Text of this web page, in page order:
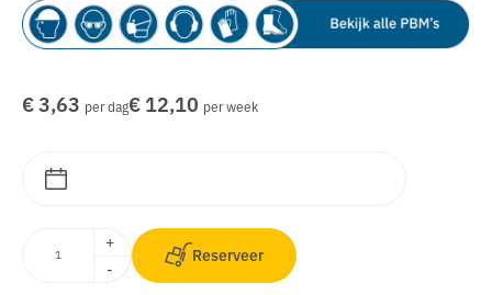
€ 3,63 per dag€ 12,10 per week
+
-
Reserveer